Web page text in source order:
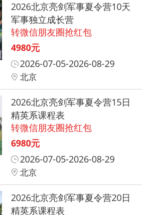
2026北京亮剑军事夏令营10天
军事独立成长营
转微信朋友圈抢红包
4980元
2026-07-05-2026-08-29
北京
2026北京亮剑军事夏令营15日
精英系课程表
转微信朋友圈抢红包
6980元
2026-07-05-2026-08-29
北京
2026北京亮剑军事夏令营20日
精英系课程表